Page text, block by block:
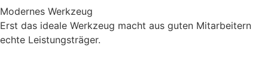
Modernes Werkzeug
Erst das ideale Werkzeug macht aus guten Mitarbeitern
echte Leistungsträger.